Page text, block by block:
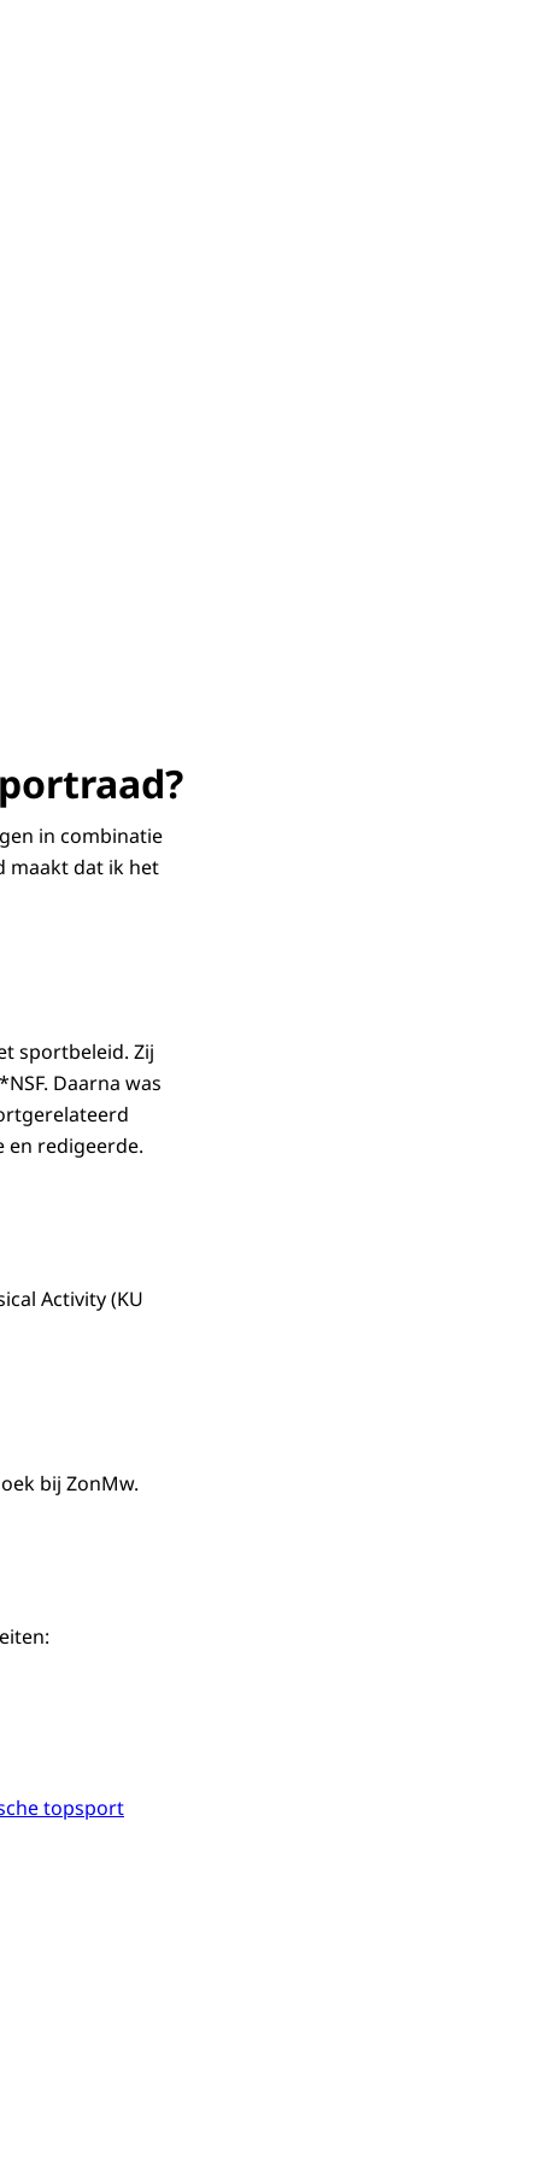
in combinatie
maakt dat ik het
sportbeleid. Zij
Daarna was
en redigeerde.
Activity (KU
bij ZonMw.
topsport